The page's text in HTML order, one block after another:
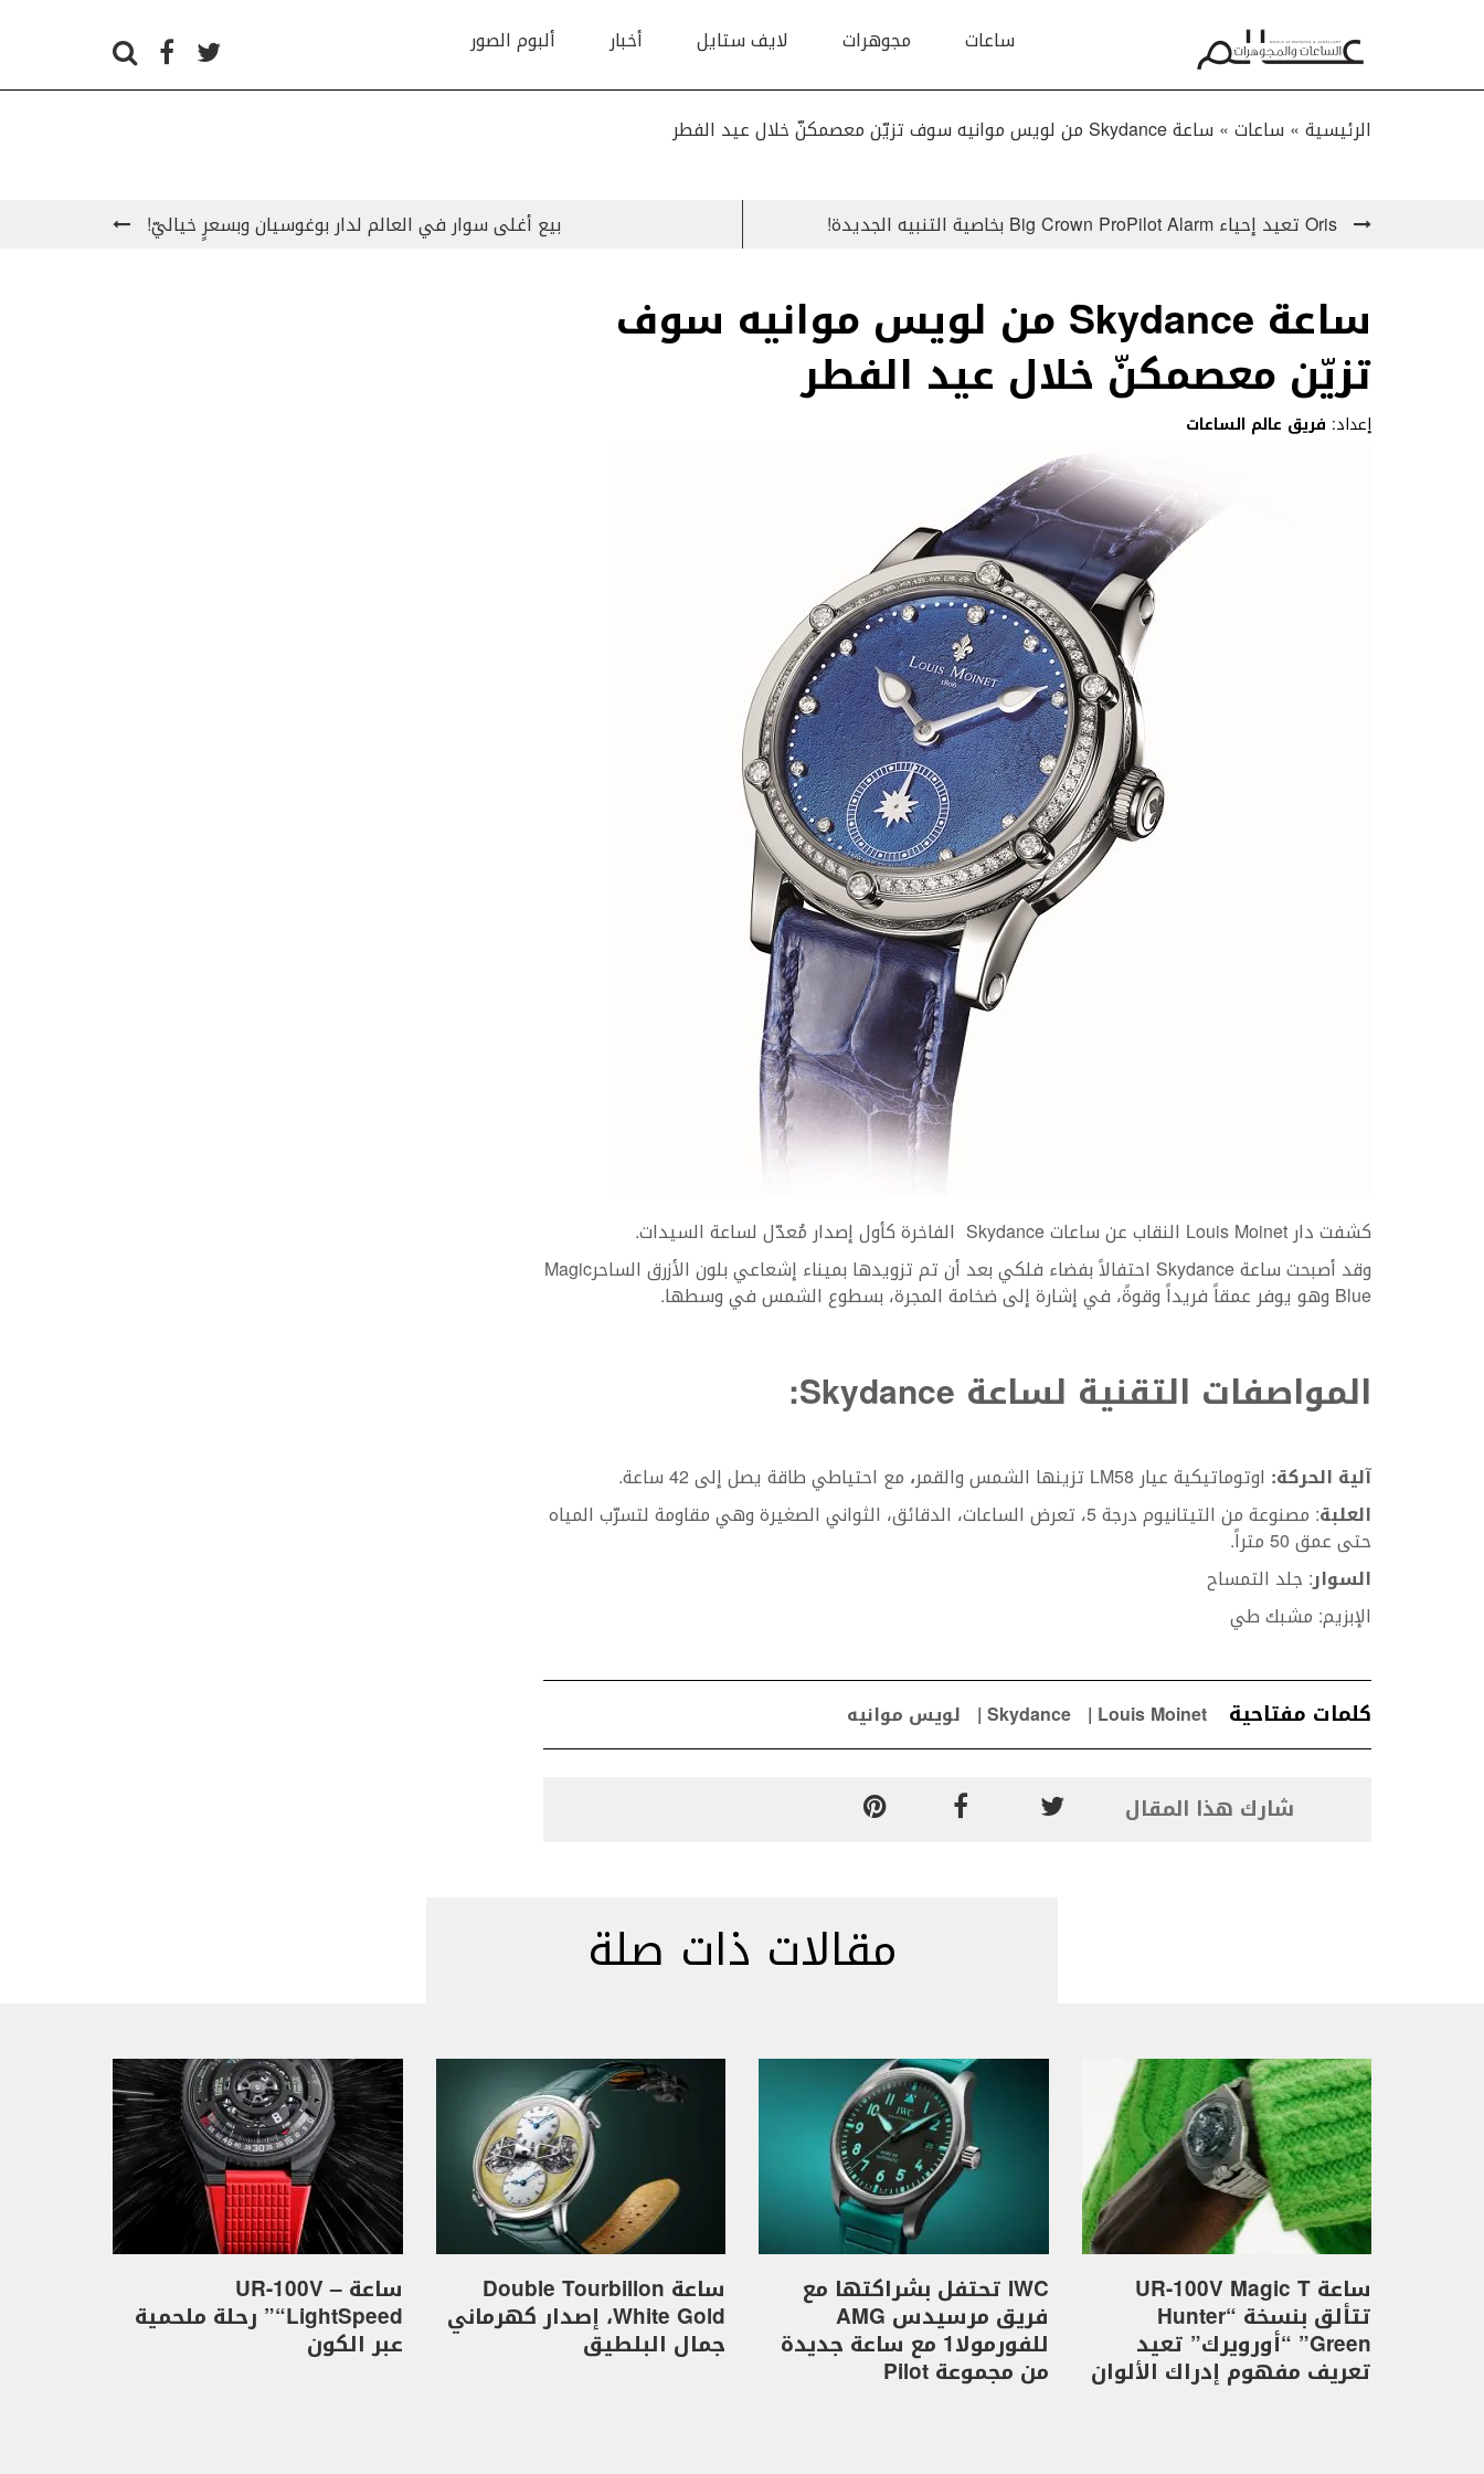
ساعات مجوهرات لايف ستايل أخبار ألبوم الصور
الرئيسية » ساعات» ساعة Skydance من لويس موانيه سوف تزيّن معصمكنّ خلال عيد الفطر
Oris تعيد إحياء Big Crown ProPilot Alarm بخاصية التنبيه الجديدة! بيع أغلى سوار في العالم لدار بوغوسيان وبسعرٍ خياليّ!
ساعة Skydance من لويس موانيه سوف
تزيّن معصمكنّ خلال عيد الفطر
إعداد: فريق عالم الساعات
كشفت دار Louis Moinet النقاب عن ساعات Skydance الفاخرة كأول إصدار مُعدّل لساعة السيدات.
وقد أصبحت ساعة Skydance احتفالاً بفضاء فلكي بعد أن تم تزويدها بميناء إشعاعي بلون الأزرق الساحرMagic
Blue وهو يوفر عمقاً فريداً وقوةً، في إشارة إلى ضخامة المجرة، بسطوع الشمس في وسطها.
المواصفات التقنية لساعة Skydance
:
آلية الحركة: اوتوماتيكية عيار LM58 تزينها الشمس والقمر ، مع احتياطي طاقة يصل إلى 42 ساعة.
العلبة
: مصنوعة من التيتانيوم درجة 5، تعرض الساعات، الدقائق، الثواني الصغيرة وهي مقاومة لتسرّب المياه
حتى عمق 50 متراً.
السوار: جلد التمساح
الإبزيم: مشبك طي
كلمات مفتاحية Louis Moinet
Skydance لويس موانيه
شارك هذا المقال
مقالات ذات صلة
ساعة UR-100V Magic T
تتألق بنسخة “Hunter
Green” “أورويرك” تعيد
تعريف مفهوم إدراك الألوان
IWC تحتفل بشراكتها مع
فريق مرسيدس AMG
للفورمولا1 مع ساعة جديدة
من مجموعة Pilot
ساعة Double Tourbillon
White Gold، إصدار كهرماني
جمال البلطيق
ساعة UR-100V –
“LightSpeed” رحلة ملحمية
عبر الكون